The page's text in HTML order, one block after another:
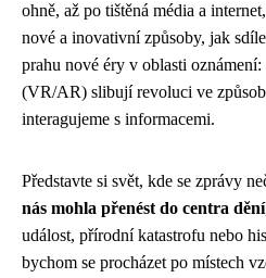
ohně, až po tištěná média a
nové a inovativní způsoby, jak
prahu nové éry v oblasti
(VR/AR) slibují revoluci ve
interagujeme s informacemi.
Představte si svět, kde se zprávy
nás mohla přenést do centra dění
událost, přírodní katastrofu nebo
bychom se procházet po místech